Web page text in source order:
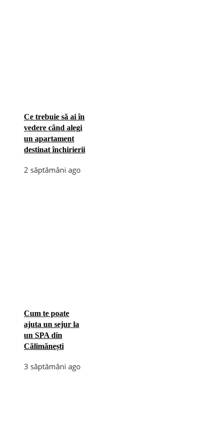
Ce trebuie să ai în
vedere când alegi
un apartament
destinat închirierii
2 săptămâni ago
Cum te poate
ajuta un sejur la
un SPA din
Călimănești
3 săptămâni ago